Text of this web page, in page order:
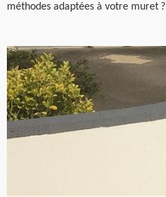
méthodes adaptées à votre muret ?